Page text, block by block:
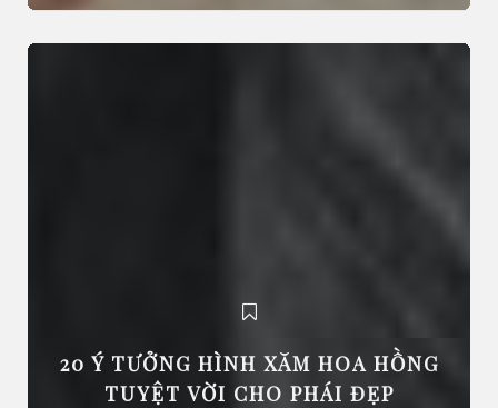
20 Ý TƯỞNG HÌNH XĂM HOA HỒNG
TUYỆT VỜI CHO PHÁI ĐẸP